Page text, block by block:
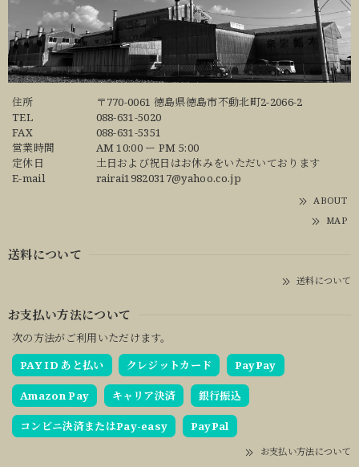
住所
〒770-0061 徳島県徳島市不動北町2-2066-2
TEL
088-631-5020
FAX
088-631-5351
営業時間
AM 10:00 ー PM 5:00
定休日
土日および祝日はお休みをいただいております
E-mail
rairai19820317@yahoo.co.jp
ABOUT
MAP
送料について
送料について
お支払い方法について
次の方法がご利用いただけます。
PAY ID あと払い
クレジットカード PayPay
Amazon Pay キャリア決済 銀行振込
コンビニ決済またはPay-easy PayPal
お支払い方法について